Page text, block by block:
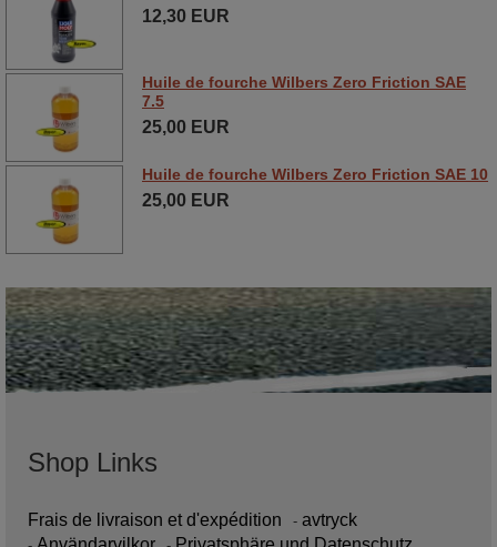
12,30 EUR
Huile de fourche Wilbers Zero Friction SAE
7.5
25,00 EUR
Huile de fourche Wilbers Zero Friction SAE 10
25,00 EUR
Shop Links
Frais de livraison et d'expédition
avtryck